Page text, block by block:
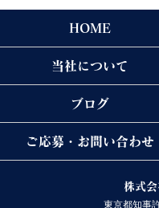
HOME
当社について
ブログ
ご応募・お問い合わせ
株式
東京都知事